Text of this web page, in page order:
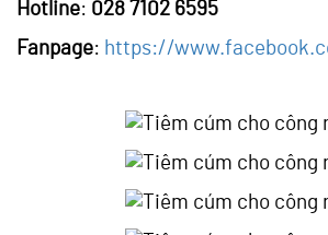
Hotline: 028 7102 6595
Fanpage: https://